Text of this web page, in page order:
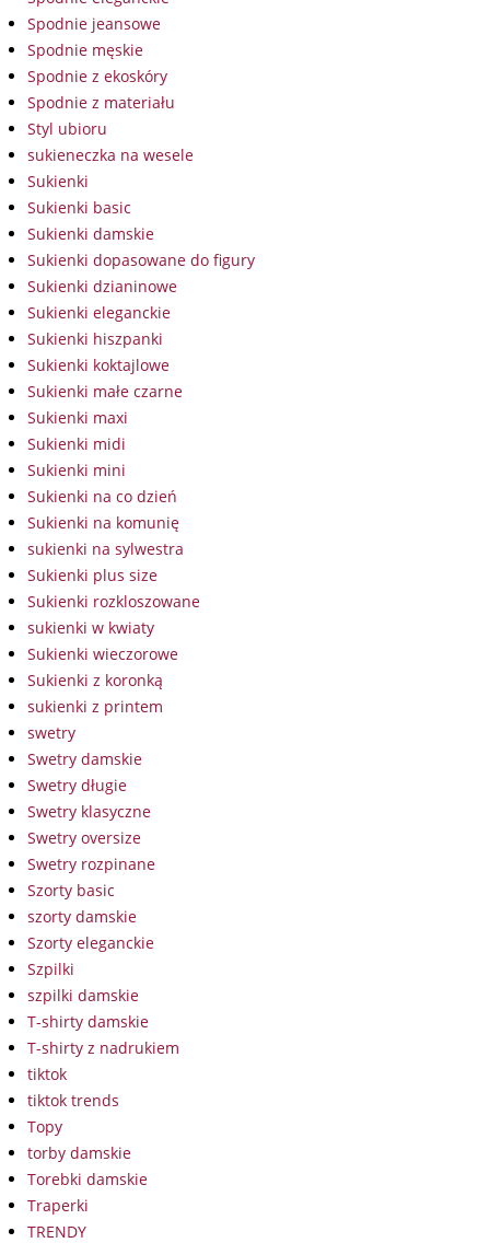
Spodnie jeansowe
Spodnie męskie
Spodnie z ekoskóry
Spodnie z materiału
Styl ubioru
sukieneczka na wesele
Sukienki
Sukienki basic
Sukienki damskie
Sukienki dopasowane do figury
Sukienki dzianinowe
Sukienki eleganckie
Sukienki hiszpanki
Sukienki koktajlowe
Sukienki małe czarne
Sukienki maxi
Sukienki midi
Sukienki mini
Sukienki na co dzień
Sukienki na komunię
sukienki na sylwestra
Sukienki plus size
Sukienki rozkloszowane
sukienki w kwiaty
Sukienki wieczorowe
Sukienki z koronką
sukienki z printem
swetry
Swetry damskie
Swetry długie
Swetry klasyczne
Swetry oversize
Swetry rozpinane
Szorty basic
szorty damskie
Szorty eleganckie
Szpilki
szpilki damskie
T-shirty damskie
T-shirty z nadrukiem
tiktok
tiktok trends
Topy
torby damskie
Torebki damskie
Traperki
TRENDY